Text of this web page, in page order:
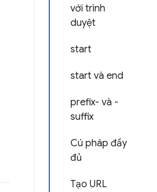
với trình
duyệt
start
start và end
prefix- và -
suffix
Cú pháp đầy
đủ
Tạo URL